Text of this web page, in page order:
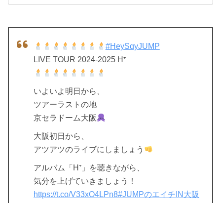
#HeySɑyJUMP
LIVE TOUR 2024-2025 H⁺
いよいよ明日から、
ツアーラストの地
京セラドーム大阪
大阪初日から、
アツアツのライブにしましょう
アルバム「H⁺」を聴きながら、
気分を上げていきましょう！
https://t.co/V33xO4LPn8#JUMPのエイチIN大阪